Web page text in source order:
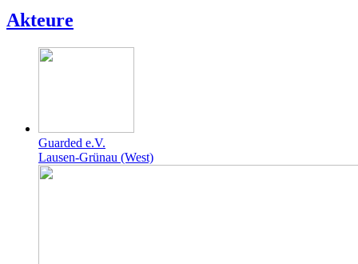
Akteure
Guarded e.V.
Lausen-Grünau (West)